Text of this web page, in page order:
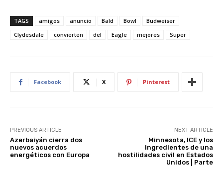
er
e
at
s
p
c
e
d
di
k
e
ar
e
TAGS amigos anuncio Bald Bowl
Budweiser
Clydesdale
convierten del Eagle mejores Super
Facebook X Pinterest
PREVIOUS ARTICLE
Azerbaiyán cierra dos
nuevos acuerdos
energéticos con Europa
NEXT ARTICLE
Minnesota, ICE y los
ingredientes de una
hostilidades civil en Estados
Unidos | Parte